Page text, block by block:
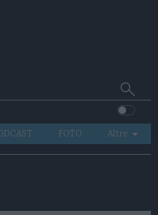
Cerca
su
Trentino
FOTO
Altre
VIDEO